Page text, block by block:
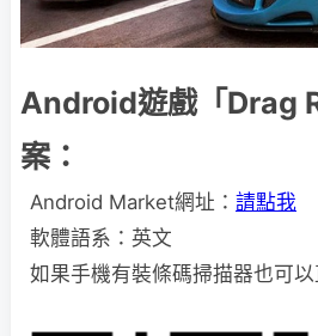
Android遊戲「Drag
案：
Android Market網址： 請點我
軟體語系：英文
如果手機有裝條碼掃描器也可以